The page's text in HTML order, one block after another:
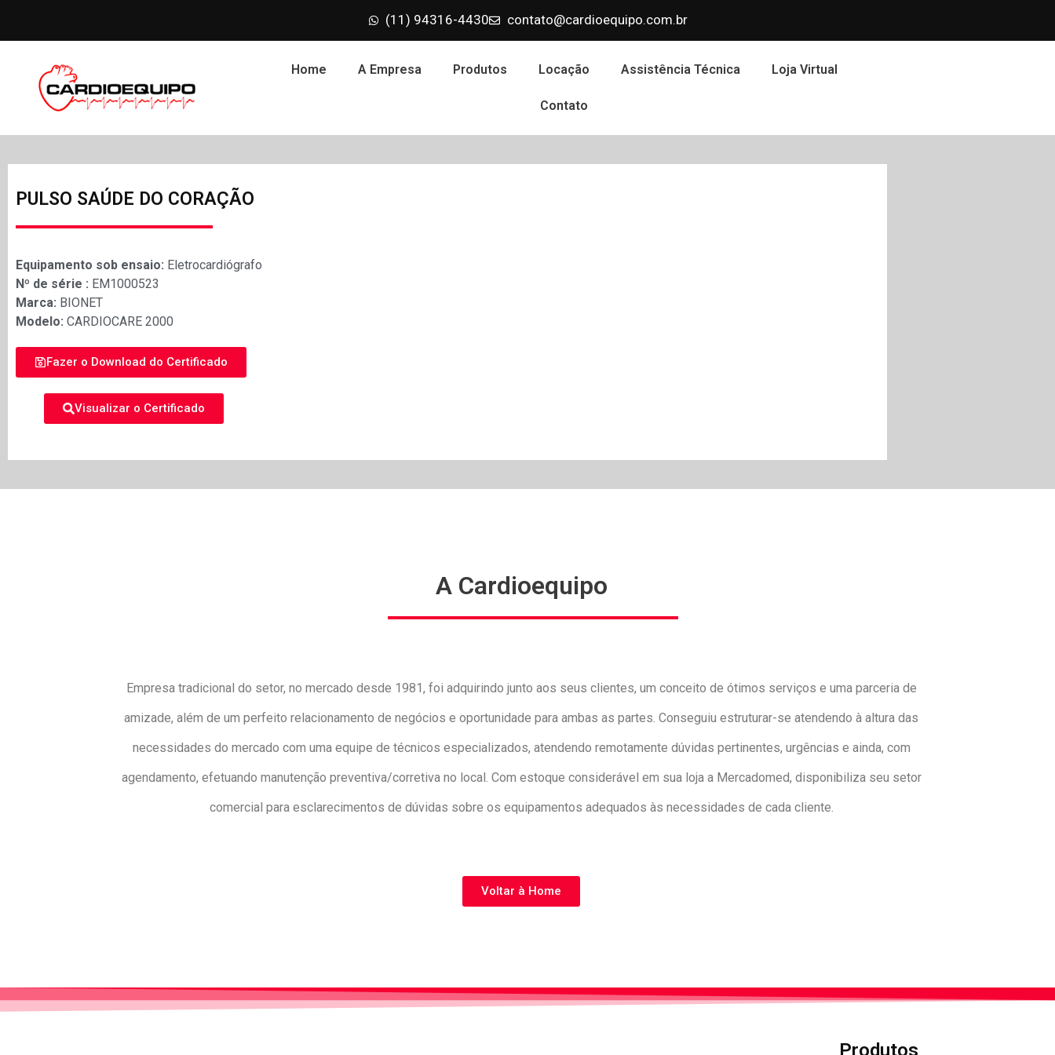
(11) 94316-4430 contato@cardioequipo.com.br
Home A Empresa Produtos Locação Assistência Técnica Loja Virtual
Contato
PULSO SAÚDE DO CORAÇÃO
Equipamento sob ensaio: Eletrocardiógrafo
Nº de série : EM1000523
Marca: BIONET
Modelo: CARDIOCARE 2000
Fazer o Download do Certificado
Visualizar o Certificado
A Cardioequipo
Empresa tradicional do setor, no mercado desde 1981, foi adquirindo junto aos seus clientes, um conceito de ótimos serviços e uma parceria de
amizade, além de um perfeito relacionamento de negócios e oportunidade para ambas as partes. Conseguiu estruturar-se atendendo à altura das
necessidades do mercado com uma equipe de técnicos especializados, atendendo remotamente dúvidas pertinentes, urgências e ainda, com
agendamento, efetuando manutenção preventiva/corretiva no local. Com estoque considerável em sua loja a Mercadomed, disponibiliza seu setor
comercial para esclarecimentos de dúvidas sobre os equipamentos adequados às necessidades de cada cliente.
Voltar à Home
Produtos